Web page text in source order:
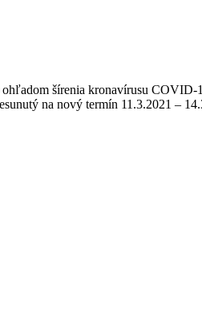
šírenia kronavírusu COVID-
na nový termín 11.3.2021 –